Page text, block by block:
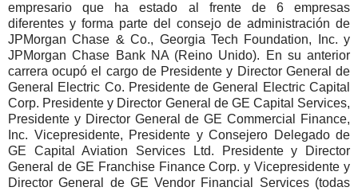
empresario que ha estado al frente de 6 empresas
diferentes y forma parte del consejo de administración de
JPMorgan Chase & Co., Georgia Tech Foundation, Inc. y
JPMorgan Chase Bank NA (Reino Unido). En su anterior
carrera ocupó el cargo de Presidente y Director General de
General Electric Co. Presidente de General Electric Capital
Corp. Presidente y Director General de GE Capital Services,
Presidente y Director General de GE Commercial Finance,
Inc. Vicepresidente, Presidente y Consejero Delegado de
GE Capital Aviation Services Ltd. Presidente y Director
General de GE Franchise Finance Corp. y Vicepresidente y
Director General de GE Vendor Financial Services (todas